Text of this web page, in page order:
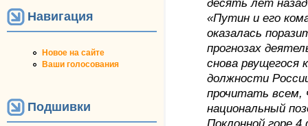
Навигация
Новое на сайте
Ваши голосования
Подшивки
«Путин и его
оказалась
прогнозах
снова рвущегося
должности
прочитать всем,
национальный
Поклонной горе 4